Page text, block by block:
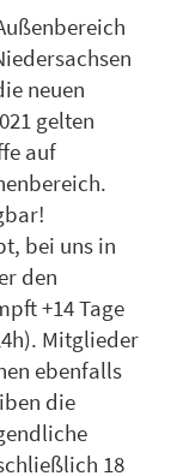
neuen
gelten
auf
bei uns in
den
+14 Tage
Mitglieder
ebenfalls
die
18